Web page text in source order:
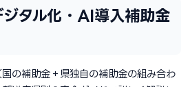
タル化・AI導入補助金
の補助金＋県独自の補助金の組み合わ